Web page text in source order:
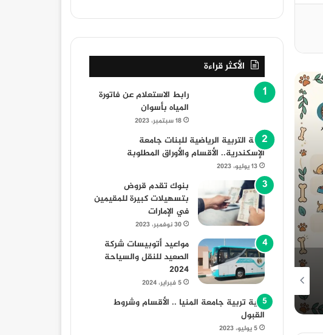
ما هو السيو SEO وكيف يعمل تحسين محركات البحث؟ دليل شامل للمبتدئين
كيف تختار شركة تصميم هوية بصرية بالرياض لبناء علامة تجارية قوية ومؤثرة؟
30 أغسطس، 2025
قصص اطفال واجمل قصص اطفال قبل النوم مكتوبة بالعامية
الأكثر قراءة
رابط الاستعلام عن فاتورة
المياه بأسوان
18 سبتمبر، 2023
كلية التربية الرياضية للبنات جامعة
الإسكندرية.. الأقسام والأوراق المطلوبة
13 يوليو، 2023
بنوك تقدم قروض
بتسهيلات كبيرة للمقيمين
في الإمارات
30 نوفمبر، 2023
مواعيد أتوبيسات شركة
الصعيد للنقل والسياحة
2024
5 فبراير، 2024
كلية تربية جامعة المنيا .. الأقسام وشروط
القبول
5 يوليو، 2023